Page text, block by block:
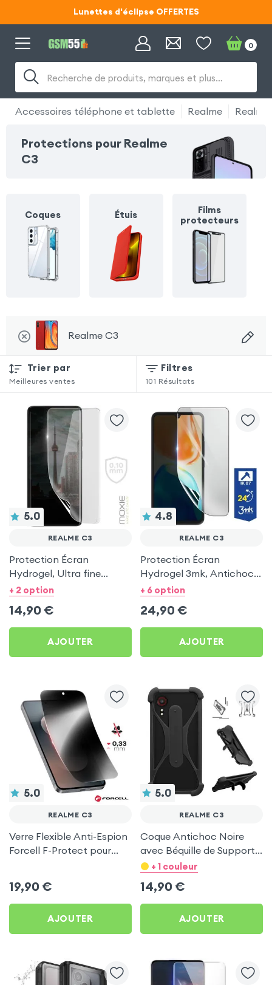
Code ECLIPSE55
Lunettes d'éclipse OFFERTES
Recherche de produits, marques et plus…
0
Accessoires téléphone et tablette Realme Realme
Protections pour Realme
C3
Coques Étuis
Films
protecteurs
Realme C3
Trier par
Meilleures ventes
Filtres
101 Résultats
5.0
REALME C3
Protection Écran
Hydrogel, Ultra fine
0,10mm pour Realme C3
+ 2 option
14,90 €
AJOUTER
4.8
REALME C3
Protection Écran
Hydrogel 3mk, Antichoc
et Anti Rayures pour
+ 6 option
24,90 €
AJOUTER
5.0
REALME C3
Verre Flexible Anti-Espion
Forcell F-Protect pour
19,90 €
AJOUTER
5.0
REALME C3
Coque Antichoc Noire
avec Béquille de Support
pour Realme C3
+ 1 couleur
14,90 €
AJOUTER